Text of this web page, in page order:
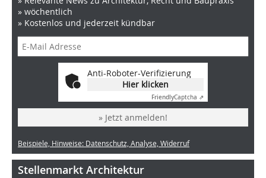
» wöchentlich
» Kostenlos und jederzeit kündbar
Anti-Roboter-Verifizierung
Hier klicken
FriendlyCaptcha ⇗
» Jetzt anmelden!
Beispiele, Hinweise: Datenschutz, Analyse, Widerruf
Stellenmarkt Architektur